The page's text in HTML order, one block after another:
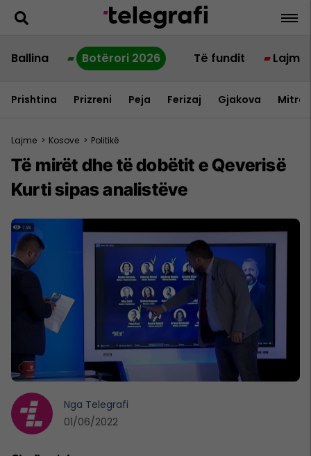
Ballina Botërori 2026 Të fundit Lajme
Prishtina Prizreni Peja Ferizaj Gjakova
Lajme > Kosove > Politikë
Të mirët dhe të dobëtit e Qeverisë
Kurti sipas analistëve
Nga Telegrafi
01/06/2022